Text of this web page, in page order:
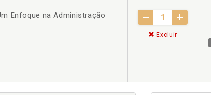
Enfoque na Administração
Excluir